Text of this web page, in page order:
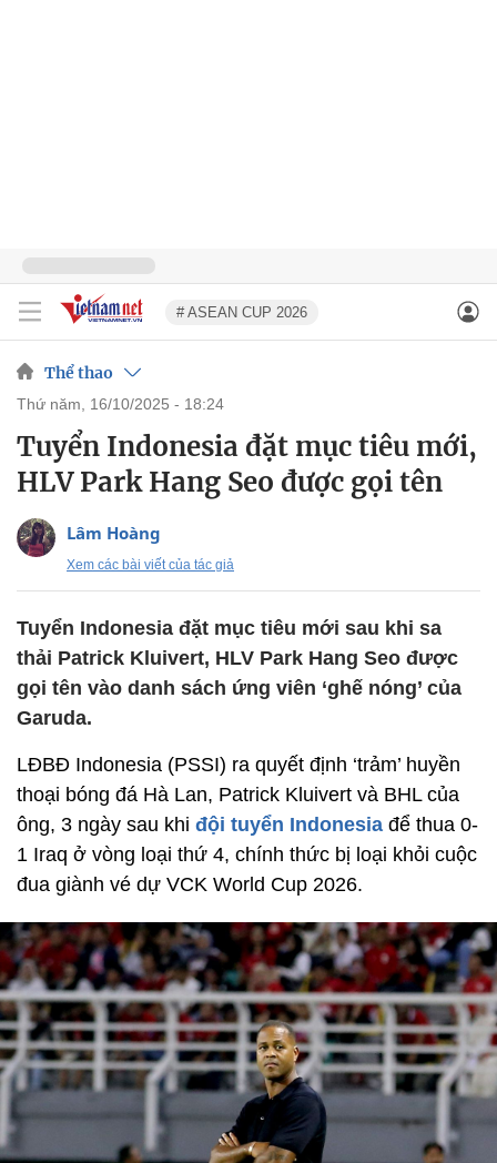
# ASEAN CUP 2026
Thể thao
thứ năm, 16/10/2025 - 18:24
Tuyển Indonesia đặt mục tiêu mới,
HLV Park Hang Seo được gọi tên
Lâm Hoàng
Xem các bài viết của tác giả
Tuyển Indonesia đặt mục tiêu mới sau khi sa
thải Patrick Kluivert, HLV Park Hang Seo được
gọi tên vào danh sách ứng viên ‘ghế nóng’ của
Garuda.
LĐBĐ Indonesia (PSSI) ra quyết định ‘trảm’ huyền
thoại bóng đá Hà Lan, Patrick Kluivert và BHL của
ông, 3 ngày sau khi đội tuyển Indonesia để thua 0-
1 Iraq ở vòng loại thứ 4, chính thức bị loại khỏi cuộc
đua giành vé dự VCK World Cup 2026.